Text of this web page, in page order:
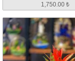
1,750.00 ₺